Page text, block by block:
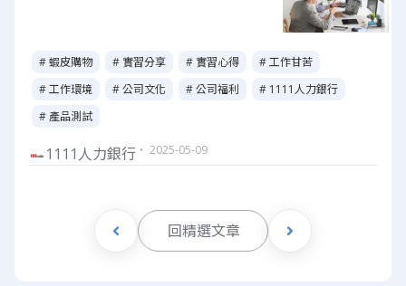
# 蝦皮購物 # 實習分享 # 實習心得
# 工作甘苦
# 工作環境
# 公司文化 # 公司福利
# 1111人力銀行
# 產品測試
1111人力銀行 ・ 2025-05-09
回精選文章